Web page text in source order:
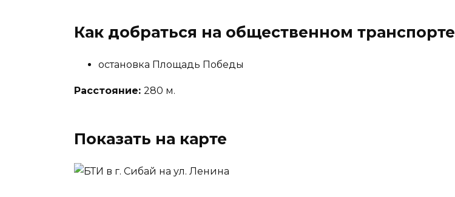
Как добраться на общественном транспорте
остановка Площадь Победы
Расстояние: 280 м.
Показать на карте